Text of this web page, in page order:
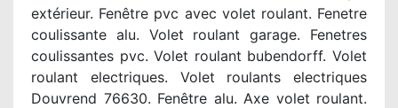
extérieur. Fenêtre pvc avec volet roulant. Fenetre
coulissante alu. Volet roulant garage. Fenetres
coulissantes pvc. Volet roulant bubendorff. Volet
roulant electriques. Volet roulants electriques
Douvrend 76630. Fenêtre alu. Axe volet roulant.